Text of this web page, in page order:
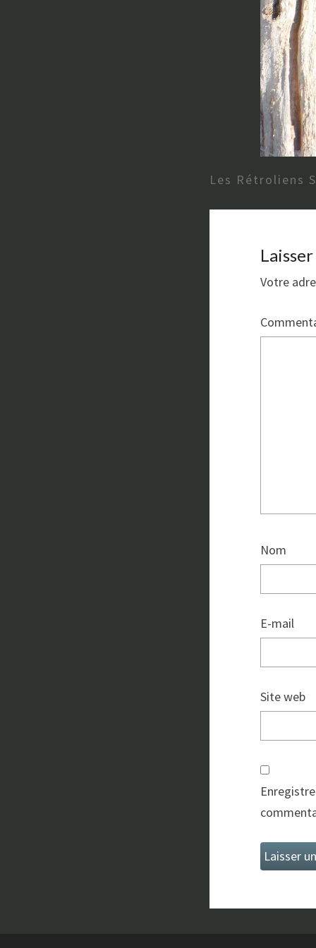
Les Rétroliens
Votre
Nom
E-mail
Site web